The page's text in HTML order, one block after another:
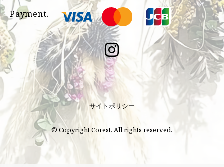
Payment.
サイトポリシー
© Copyright Corest. All rights reserved.